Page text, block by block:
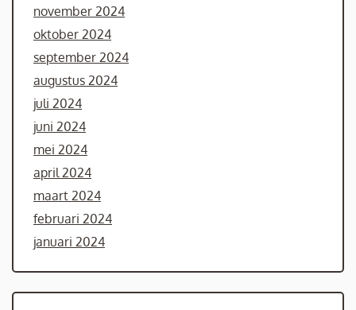
november 2024
oktober 2024
september 2024
augustus 2024
juli 2024
juni 2024
mei 2024
april 2024
maart 2024
februari 2024
januari 2024